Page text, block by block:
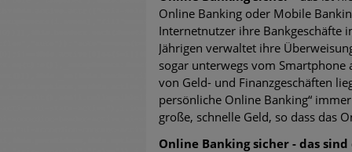
Online Banking oder Mobile
Internetnutzer ihre Bankgeschäfte
Jährigen verwaltet ihre
sogar unterwegs vom
von Geld- und Finanzgeschäften
persönliche Online Banking“
große, schnelle Geld, so dass das
Online Banking sicher - das